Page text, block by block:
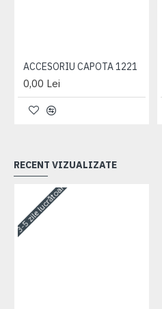
ACCESORIU CAPOTA 1221
0,00 Lei
RECENT VIZUALIZATE
3-5 zile lucrătoare